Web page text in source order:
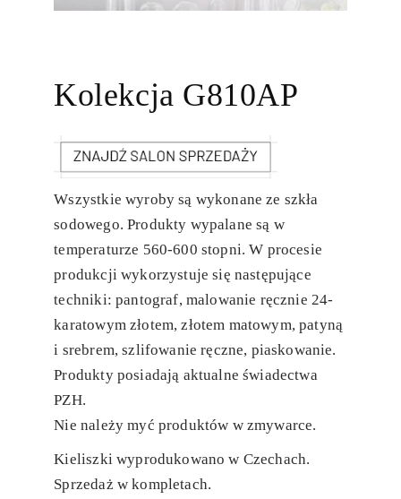
Kolekcja G810AP
Wszystkie wyroby są wykonane ze szkła
sodowego. Produkty wypalane są w
temperaturze 560-600 stopni. W procesie
produkcji wykorzystuje się następujące
techniki: pantograf, malowanie ręcznie 24-
karatowym złotem, złotem matowym, patyną
i srebrem, szlifowanie ręczne, piaskowanie.
Produkty posiadają aktualne świadectwa
PZH.
Nie należy myć produktów w zmywarce.
Kieliszki wyprodukowano w Czechach.
Sprzedaż w kompletach.